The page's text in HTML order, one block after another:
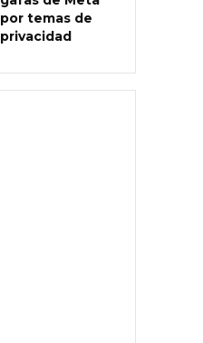
por temas de
privacidad